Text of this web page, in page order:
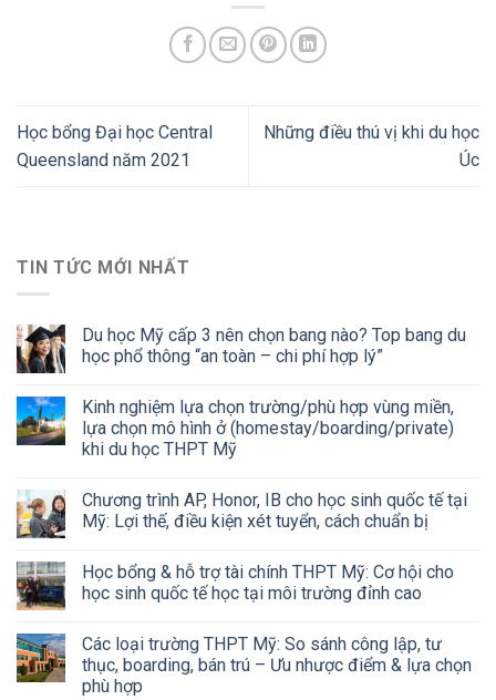
Học bổng Đại học Central
Queensland năm 2021
Những điều thú vị khi du học
Úc
TIN TỨC MỚI NHẤT
Du học Mỹ cấp 3 nên chọn bang nào? Top bang du
học phổ thông “an toàn – chi phí hợp lý”
Kinh nghiệm lựa chọn trường/phù hợp vùng miền,
lựa chọn mô hình ở (homestay/boarding/private)
khi du học THPT Mỹ
Chương trình AP, Honor, IB cho học sinh quốc tế tại
Mỹ: Lợi thế, điều kiện xét tuyển, cách chuẩn bị
Học bổng & hỗ trợ tài chính THPT Mỹ: Cơ hội cho
học sinh quốc tế học tại môi trường đỉnh cao
Các loại trường THPT Mỹ: So sánh công lập, tư
thục, boarding, bán trú – Ưu nhược điểm & lựa chọn
phù hợp